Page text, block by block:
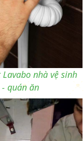
nhà vệ sinh
quán ăn